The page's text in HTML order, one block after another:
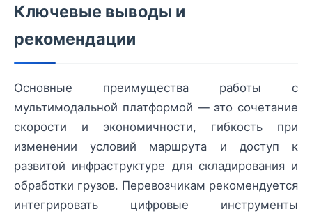
Ключевые выводы и
рекомендации
Основные преимущества работы с
мультимодальной платформой — это сочетание
скорости и экономичности, гибкость при
изменении условий маршрута и доступ к
развитой инфраструктуре для складирования и
обработки грузов. Перевозчикам рекомендуется
интегрировать цифровые инструменты